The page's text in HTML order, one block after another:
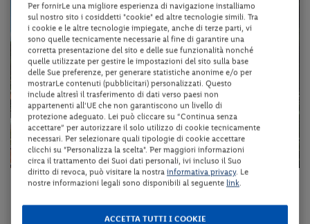
Campania - Ischia (NA) - Isola d'Ischia
HOTEL DON PEDRO
Per fornirLe una migliore esperienza di navigazione installiamo
sul nostro sito i cosiddetti "cookie" ed altre tecnologie simili. Tra
i cookie e le altre tecnologie impiegate, anche di terze parti, vi
sono quelle tecnicamente necessarie al fine di garantire una
corretta presentazione del sito e delle sue funzionalità nonché
quelle utilizzate per gestire le impostazioni del sito sulla base
delle Sue preferenze, per generare statistiche anonime e/o per
mostrarLe contenuti (pubblicitari) personalizzati. Questo
include altresì il trasferimento di dati verso paesi non
appartenenti all'UE che non garantiscono un livello di
protezione adeguato. Lei può cliccare su “Continua senza
accettare” per autorizzare il solo utilizzo di cookie tecnicamente
necessari. Per selezionare quali tipologie di cookie accettare
clicchi su "Personalizza la scelta". Per maggiori informazioni
circa il trattamento dei Suoi dati personali, ivi incluso il Suo
diritto di revoca, può visitare la nostra informativa privacy. Le
nostre informazioni legali sono disponibili al seguente link.
ACCETTA TUTTI I COOKIE